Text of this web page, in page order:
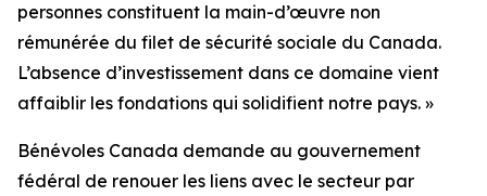
personnes constituent la main-d’œuvre non
rémunérée du filet de sécurité sociale du Canada.
L’absence d’investissement dans ce domaine vient
affaiblir les fondations qui solidifient notre pays. »
Bénévoles Canada demande au gouvernement
fédéral de renouer les liens avec le secteur par